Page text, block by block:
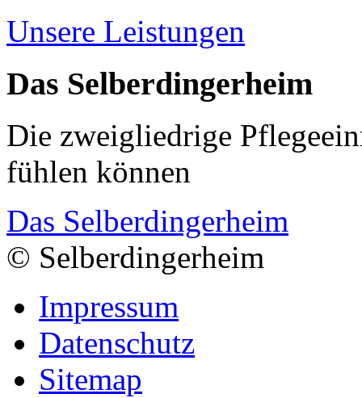
Unsere Leistungen
Das Selberdingerheim
Die zweigliedrige
fühlen können
Das Selberdingerheim
© Selberdingerheim
Impressum
Datenschutz
Sitemap